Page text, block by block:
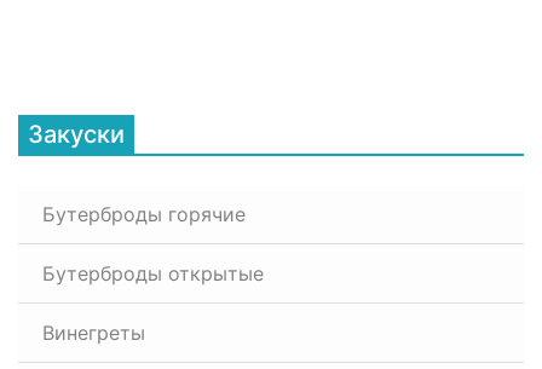
Закуски
Бутерброды горячие
Бутерброды открытые
Винегреты